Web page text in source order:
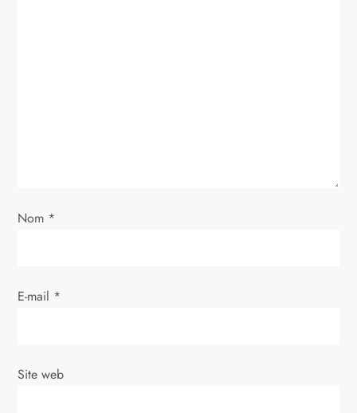
Nom *
E-mail *
Site web